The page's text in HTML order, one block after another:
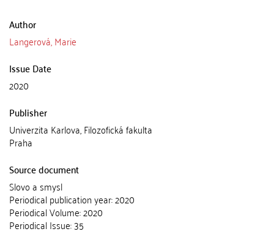
Author
Langerová, Marie
Issue Date
2020
Publisher
Univerzita Karlova, Filozofická fakulta
Praha
Source document
Slovo a smysl
Periodical publication year: 2020
Periodical Volume: 2020
Periodical Issue: 35